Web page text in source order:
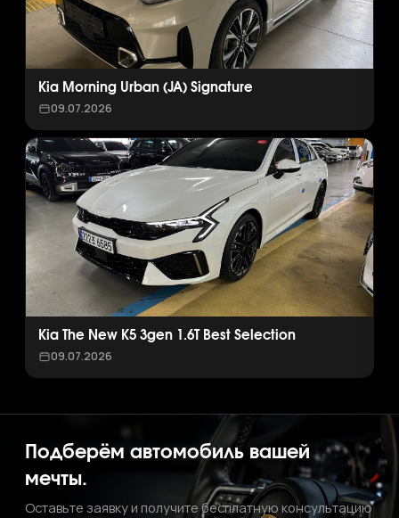
Kia Morning Urban (JA) Signature
09.07.2026
Kia The New K5 3gen 1.6T Best Selection
09.07.2026
Подберём автомобиль вашей
мечты.
Оставьте заявку и получите бесплатную консультацию